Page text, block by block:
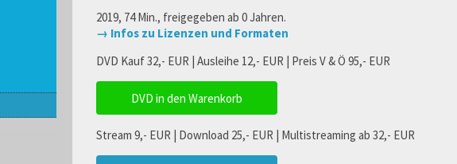
2019, 74 Min., freigegeben ab 0 Jahren.
→ Infos zu Lizenzen und Formaten
DVD Kauf 32,- EUR | Ausleihe 12,- EUR | Preis V & Ö 95,- EUR
DVD in den Warenkorb
Stream 9,- EUR | Download 25,- EUR | Multistreaming ab 32,- EUR